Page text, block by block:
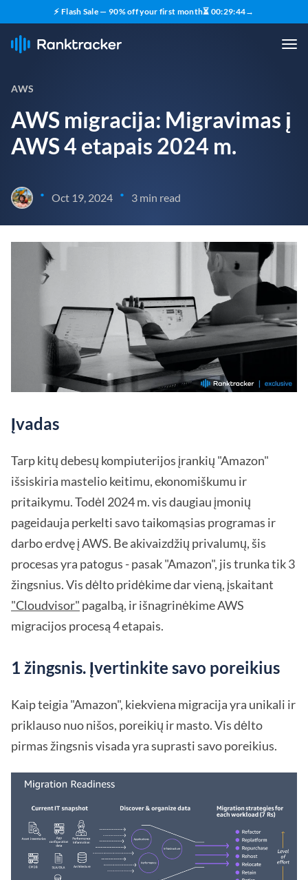
⚡ Flash Sale — 90% off your first month⏳ 00:29:43→
AWS
AWS migracija: Migravimas į
AWS 4 etapais 2024 m.
• Oct 19, 2024 • 3 min read
Įvadas
Tarp kitų debesų kompiuterijos įrankių "Amazon"
išsiskiria mastelio keitimu, ekonomiškumu ir
pritaikymu. Todėl 2024 m. vis daugiau įmonių
pageidauja perkelti savo taikomąsias programas ir
darbo erdvę į AWS. Be akivaizdžių privalumų, šis
procesas yra patogus - pasak "Amazon", jis trunka tik 3
žingsnius. Vis dėlto pridėkime dar vieną, įskaitant
"Cloudvisor" pagalbą, ir išnagrinėkime AWS
migracijos procesą 4 etapais.
1 žingsnis. Įvertinkite savo poreikius
Kaip teigia "Amazon", kiekviena migracija yra unikali ir
priklauso nuo nišos, poreikių ir masto. Vis dėlto
pirmas žingsnis visada yra suprasti savo poreikius.